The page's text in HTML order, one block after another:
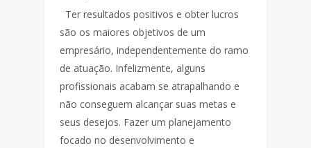
Ter resultados positivos e obter lucros
são os maiores objetivos de um
empresário, independentemente do ramo
de atuação. Infelizmente, alguns
profissionais acabam se atrapalhando e
não conseguem alcançar suas metas e
seus desejos. Fazer um planejamento
focado no desenvolvimento e